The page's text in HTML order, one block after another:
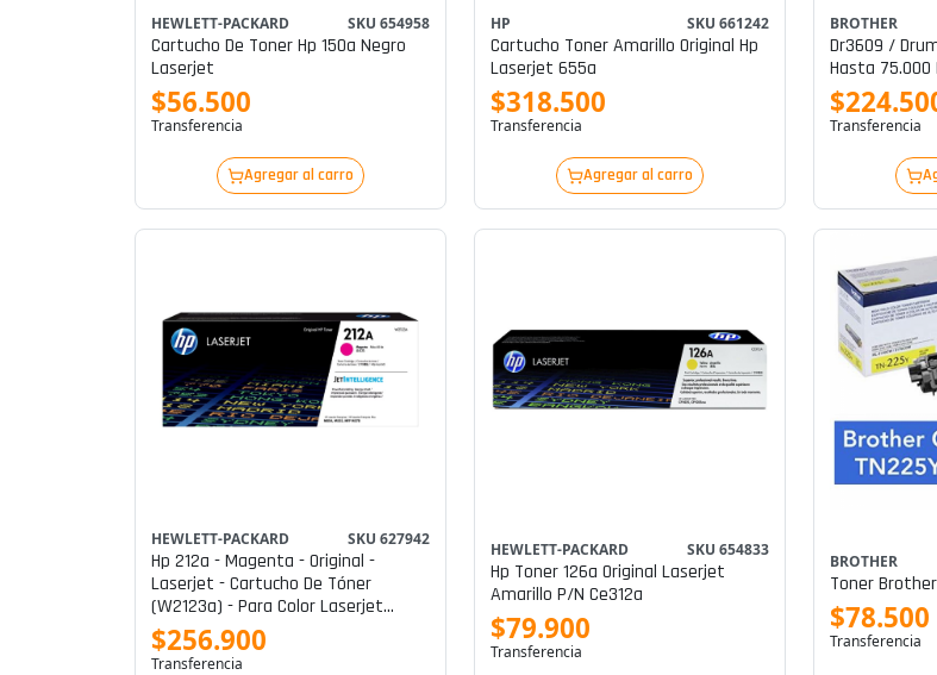
HEWLETT-PACKARD SKU 654958
Cartucho De Toner Hp 150a Negro
Laserjet
$56.500
Transferencia
Agregar al carro
HP SKU 661242
Cartucho Toner Amarillo Original Hp
Laserjet 655a
$318.500
Transferencia
Agregar al carro
BROTHER
Dr3609 /
Hasta 75.000
Transferencia
HEWLETT-PACKARD SKU 627942
Hp 212a - Magenta - Original -
Laserjet - Cartucho De Tóner
(w2123a) - Para Color Laserjet
Enterprise Mfp M578; Laserjet
Enterprise Flow Mfp M578
$256.900
Transferencia
HEWLETT-PACKARD SKU 654833
Hp Toner 126a Original Laserjet
Amarillo P/n Ce312a
$79.900
Transferencia
BROTHER
Toner
$78.500
Transferencia